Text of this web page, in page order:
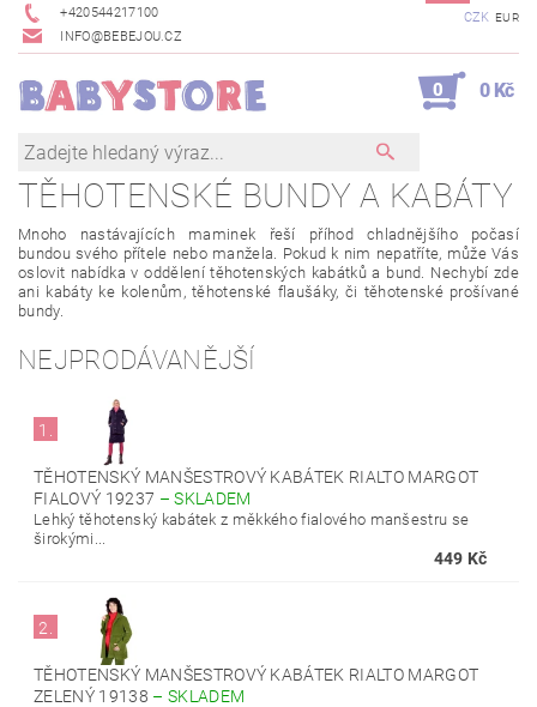
+420544217100
INFO@BEBEJOU.CZ
CZK EUR
0 0 Kč
TĚHOTENSKÉ BUNDY A KABÁTY
Mnoho nastávajících maminek řeší příhod chladnějšího počasí
bundou svého přítele nebo manžela. Pokud k nim nepatříte, může Vás
oslovit nabídka v oddělení těhotenských kabátků a bund. Nechybí zde
ani kabáty ke kolenům, těhotenské flaušáky, či těhotenské prošívané
bundy.
NEJPRODÁVANĚJŠÍ
1.
TĚHOTENSKÝ MANŠESTROVÝ KABÁTEK RIALTO MARGOT
FIALOVÝ 19237 –SKLADEM
Lehký těhotenský kabátek z měkkého fialového manšestru se
širokými...
449 Kč
2.
TĚHOTENSKÝ MANŠESTROVÝ KABÁTEK RIALTO MARGOT
ZELENÝ 19138 – SKLADEM